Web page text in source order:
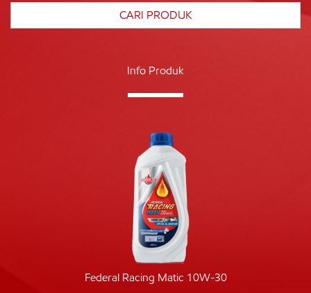
Info Produk
Federal Racing Matic 10W-30